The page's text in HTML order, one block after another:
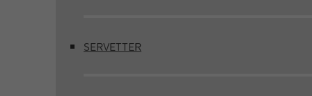
SERVETTER